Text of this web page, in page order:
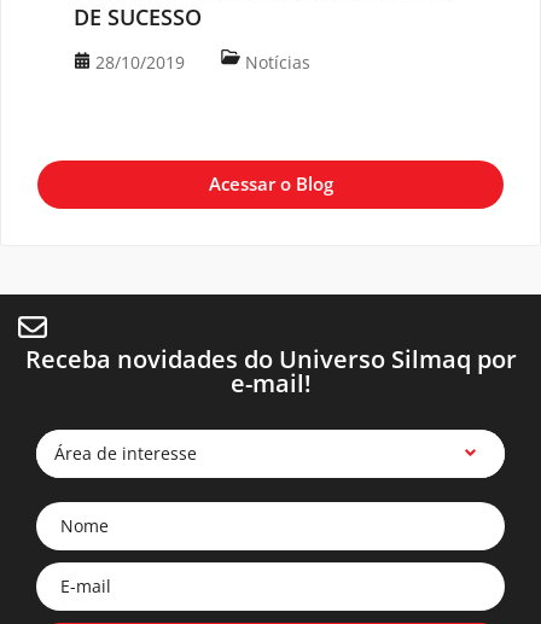
DE SUCESSO
28/10/2019 Notícias
Acessar o Blog
Receba novidades do Universo Silmaq por
e-mail!
Área de interesse